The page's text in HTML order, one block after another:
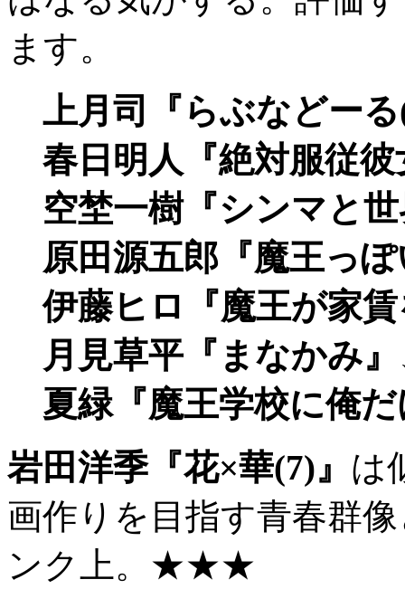
ます。
上月司『らぶなどーる
春日明人『絶対服従彼
空埜一樹『シンマと
原田源五郎『魔王っぽ
伊藤ヒロ『魔王が家
月見草平『まなかみ』
夏緑『魔王学校に俺だ
岩田洋季『花×華(7)』 は
画作りを目指す青春群
ンク上。★★★